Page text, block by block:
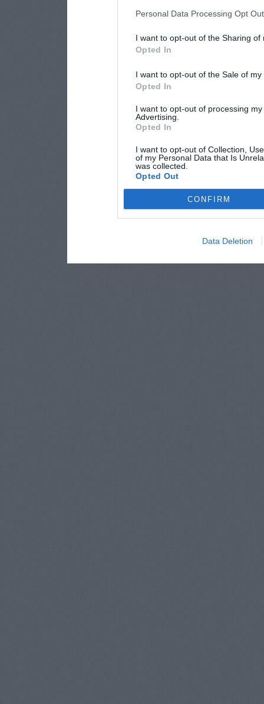
Personal Data Processing Opt
I want to opt-out of the Sharing of
Opted In
I want to opt-out of the Sale of
Opted In
I want to opt-out of processing
Advertising.
Opted In
I want to opt-out of Collection,
of my Personal Data that Is
was collected.
Opted Out
CONFIRM
Data Deletion